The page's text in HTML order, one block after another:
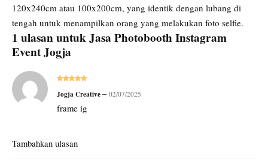
120x240cm atau 100x200cm, yang identik dengan lubang di
tengah untuk menampilkan orang yang melakukan foto selfie.
1 ulasan untukJasa Photobooth Instagram
Event Jogja
dari 5
Jogja Creative– 02/07/2025
frame ig
Tambahkan ulasan